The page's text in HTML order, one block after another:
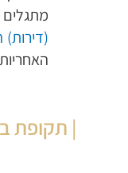
מתגלים
(דירות)
| תקופת